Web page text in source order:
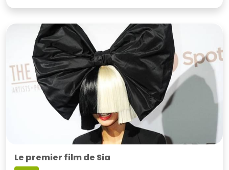
Le premier film de Sia